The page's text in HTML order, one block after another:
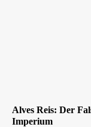
Alves Reis: Der
Imperium